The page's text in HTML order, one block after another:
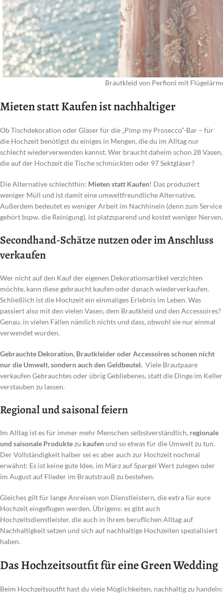
Brautkleid von Perfioni mit
Mieten statt Kaufen ist nachhaltiger
Ob Tischdekoration oder Gläser für die „Pimp my Prosecco“-Bar – für
die Hochzeit benötigst du einiges in Mengen, die du im Alltag nur
schlecht wiederverwenden kannst. Wer braucht daheim schon 28 Vasen,
die auf der Hochzeit die Tische schmückten oder 97 Sektgläser?
Die Alternative schlechthin: Mieten statt Kaufen! Das produziert
weniger Müll und ist damit eine umweltfreundliche Alternative.
Außerdem bedeutet es weniger Arbeit im Nachhinein (denn zum Service
gehört bspw. die Reinigung), ist platzsparend und kostet weniger Nerven.
Secondhand-Schätze nutzen oder im Anschluss
verkaufen
Wer nicht auf den Kauf der eigenen Dekorationsartikel verzichten
möchte, kann diese gebraucht kaufen oder danach wiederverkaufen.
Schließlich ist die Hochzeit ein einmaliges Erlebnis im Leben. Was
passiert also mit den vielen Vasen, dem Brautkleid und den Accessoires?
Genau, in vielen Fällen nämlich nichts und dass, obwohl sie nur einmal
verwendet wurden.
Gebrauchte Dekoration, Brautkleider oder Accessoires schonen nicht
nur die Umwelt, sondern auch den Geldbeutel. Viele Brautpaare
verkaufen Gebrauchtes oder übrig Gebliebenes, statt die Dinge im Keller
verstauben zu lassen.
Regional und saisonal feiern
Im Alltag ist es für immer mehr Menschen selbstverständlich, regionale
und saisonale Produktezu kaufen und so etwas für die Umwelt zu tun.
Der Vollständigkeit halber sei es aber auch zur Hochzeit nochmal
erwähnt: Es ist keine gute Idee, im März auf Spargel Wert zulegen oder
im August auf Flieder im Brautstrauß zu bestehen.
Gleiches gilt für lange Anreisen von Dienstleistern, die extra für eure
Hochzeit eingeflogen werden. Übrigens: es gibt auch
Hochzeitsdienstleister, die auch in ihrem beruflichen Alltag auf
Nachhaltigkeit setzen und sich auf nachhaltige Hochzeiten spezialisiert
haben.
Das Hochzeitsoutfit für eine Green Wedding
Beim Hochzeitsoutfit hast du viele Möglichkeiten, nachhaltig zu handeln: